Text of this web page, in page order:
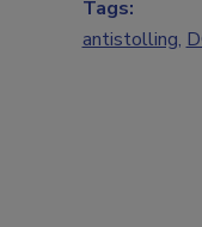
Tags:
antistolling,